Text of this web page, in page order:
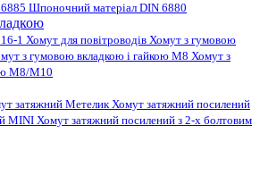
Шпоночний матеріал DIN 6880
1 Хомут для повітроводів Хомут з гумовою
з гумовою вкладкою і гайкою M8 Хомут з
М8/M10
затяжний МетеликХомут затяжний посилений
MINI Хомут затяжний посилений з 2-х болтовим